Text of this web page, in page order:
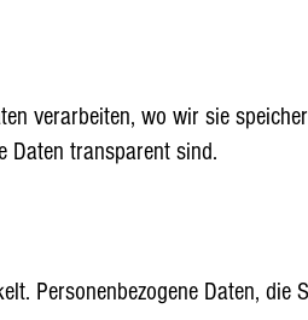
verarbeiten, wo wir sie
Daten transparent sind.
Personenbezogene Daten, die